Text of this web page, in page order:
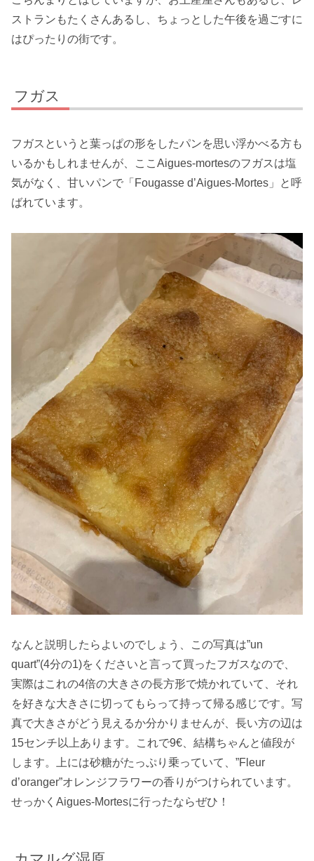
ストランもたくさんあるし、ちょっとした午後を過ごすに
はぴったりの街です。
フガス
フガスというと葉っぱの形をしたパンを思い浮かべる方も
いるかもしれませんが、ここAigues-mortesのフガスは塩
気がなく、甘いパンで「Fougasse d’Aigues-Mortes」と呼
ばれています。
なんと説明したらよいのでしょう、この写真は”un
quart”(4分の1)をくださいと言って買ったフガスなので、
実際はこれの4倍の大きさの長方形で焼かれていて、それ
を好きな大きさに切ってもらって持って帰る感じです。写
真で大きさがどう見えるか分かりませんが、長い方の辺は
15センチ以上あります。これで9€、結構ちゃんと値段が
します。上には砂糖がたっぷり乗っていて、”Fleur
d’oranger”オレンジフラワーの香りがつけられています。
せっかくAigues-Mortesに行ったならぜひ！